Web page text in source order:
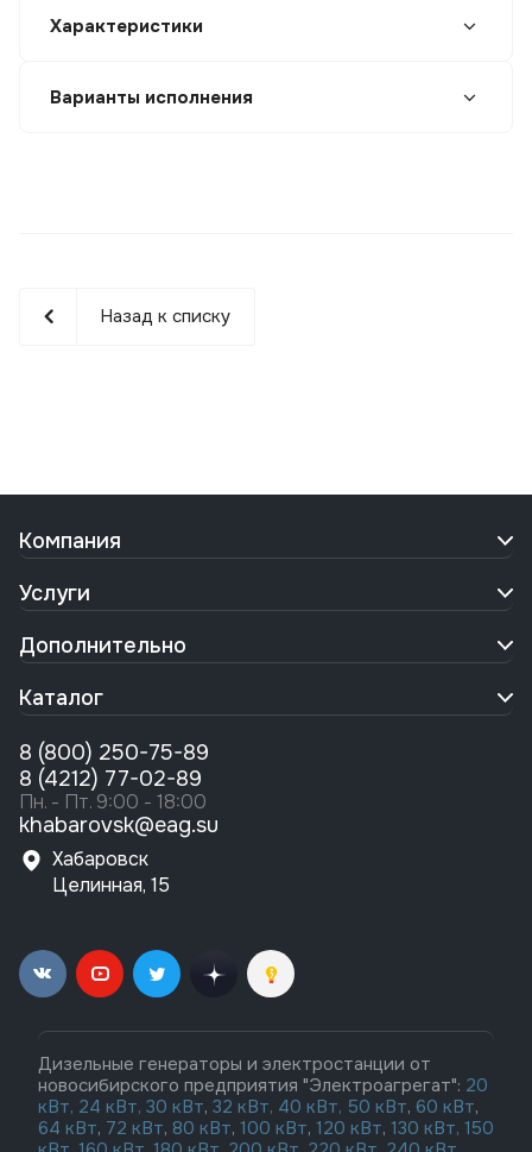
Характеристики
Варианты исполнения
Назад к списку
Компания
Услуги
Дополнительно
Каталог
8 (800) 250-75-89
8 (4212) 77-02-89
Пн. - Пт. 9:00 - 18:00
khabarovsk@eag.su
Хабаровск
Целинная, 15
Дизельные генераторы и электростанции от
новосибирского предприятия "Электроагрегат": 20
кВт, 24 кВт, 30 кВт, 32 кВт, 40 кВт, 50 кВт, 60 кВт,
64 кВт, 72 кВт, 80 кВт, 100 кВт, 120 кВт, 130 кВт, 150